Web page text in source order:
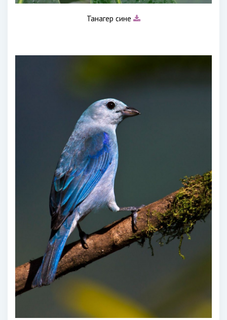
Танагер сине